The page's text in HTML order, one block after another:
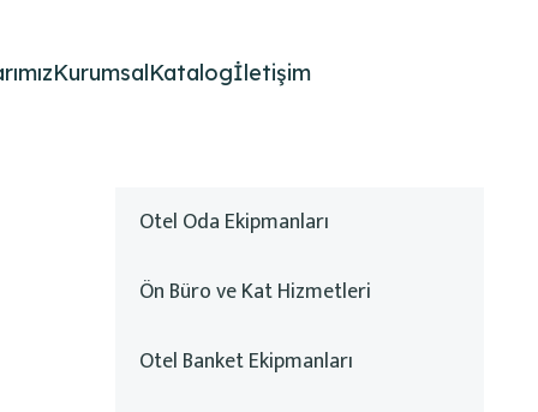
KurumsalKatalogİletişim
Otel Oda Ekipmanları
Ön Büro ve Kat Hizmetleri
Otel Banket Ekipmanları